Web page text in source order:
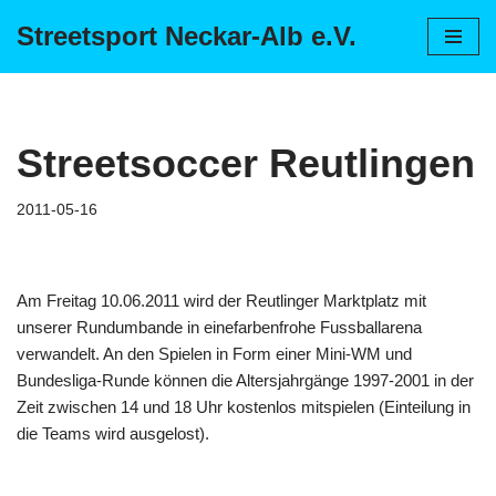
Streetsport Neckar-Alb e.V.
Streetsoccer Reutlingen
2011-05-16
Am Freitag 10.06.2011 wird der Reutlinger Marktplatz mit
unserer Rundumbande in einefarbenfrohe Fussballarena
verwandelt. An den Spielen in Form einer Mini-WM und
Bundesliga-Runde können die Altersjahrgänge 1997-2001 in der
Zeit zwischen 14 und 18 Uhr kostenlos mitspielen (Einteilung in
die Teams wird ausgelost).